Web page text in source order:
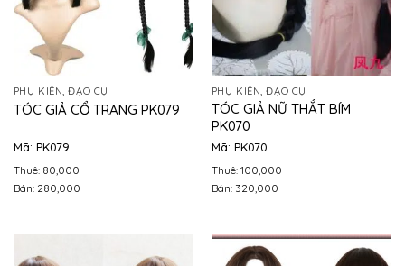
PHỤ KIỆN, ĐẠO CỤ
TÓC GIẢ CỔ TRANG PK079
Mã: PK079
Thuê: 80,000
Bán: 280,000
PHỤ KIỆN, ĐẠO CỤ
TÓC GIẢ NỮ THẮT BÍM
PK070
Mã: PK070
Thuê: 100,000
Bán: 320,000